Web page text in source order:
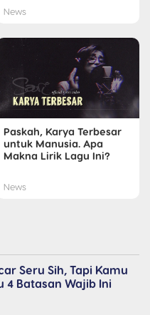
News
Paskah, Karya Terbesar
untuk Manusia. Apa
Makna Lirik Lagu Ini?
News
Seru Sih, Tapi Kamu
4 Batasan Wajib Ini